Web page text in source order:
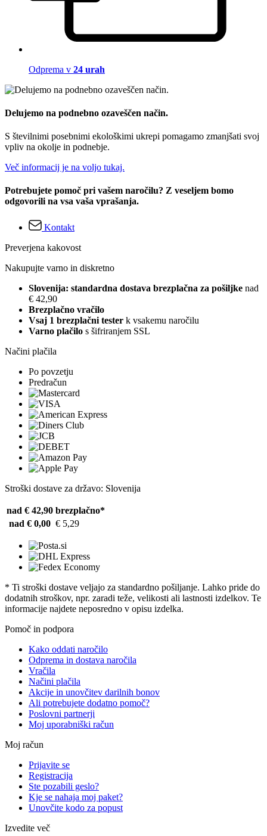
Odprema v 24 urah
Delujemo na podnebno ozaveščen način.
S številnimi posebnimi ekološkimi ukrepi pomagamo zmanjšati svoj
vpliv na okolje in podnebje.
Več informacij je na voljo tukaj.
Potrebujete pomoč pri vašem naročilu? Z veseljem bomo
odgovorili na vsa vaša vprašanja.
Kontakt
Preverjena kakovost
Nakupujte varno in diskretno
Slovenija: standardna dostava brezplačna za pošiljke nad
€ 42,90
Brezplačno vračilo
Vsaj 1 brezplačni tester k vsakemu naročilu
Varno plačilo s šifriranjem SSL
Načini plačila
Po povzetju
Predračun
Stroški dostave za državo: Slovenija
nad € 42,90 brezplačno*
nad € 0,00 € 5,29
* Ti stroški dostave veljajo za standardno pošiljanje. Lahko pride do
dodatnih stroškov, npr. zaradi teže, velikosti ali lastnosti izdelkov. Te
informacije najdete neposredno v opisu izdelka.
Pomoč in podpora
Kako oddati naročilo
Odprema in dostava naročila
Vračila
Načini plačila
Akcije in unovčitev darilnih bonov
Ali potrebujete dodatno pomoč?
Poslovni partnerji
Moj uporabniški račun
Moj račun
Prijavite se
Registracija
Ste pozabili geslo?
Kje se nahaja moj paket?
Unovčite kodo za popust
Izvedite več